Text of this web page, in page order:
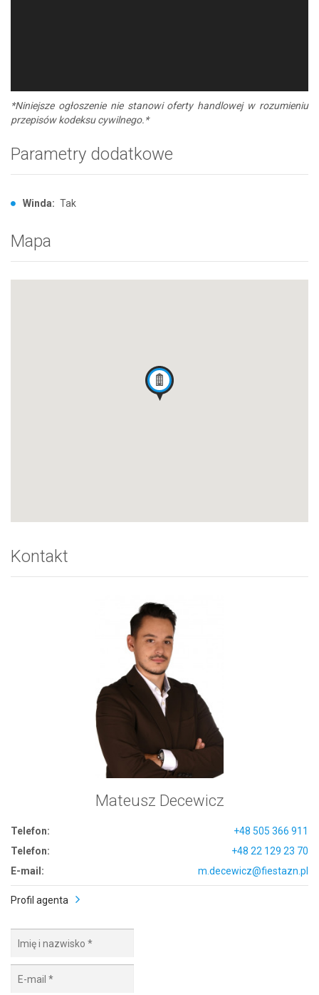
*Niniejsze ogłoszenie nie stanowi oferty handlowej w rozumieniu
przepisów kodeksu cywilnego.*
Parametry dodatkowe
Winda: Tak
Mapa
Kontakt
Mateusz Decewicz
Telefon:
+48 505 366 911
Telefon:
+48 22 129 23 70
E-mail:
m.decewicz@fiestazn.pl
Profil agenta